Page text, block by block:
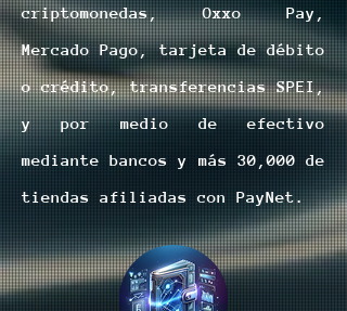
criptomonedas, Oxxo Pay,
Mercado Pago, tarjeta de débito
o crédito, transferencias SPEI,
y por medio de efectivo
mediante bancos y más 30,000 de
tiendas afiliadas con PayNet.